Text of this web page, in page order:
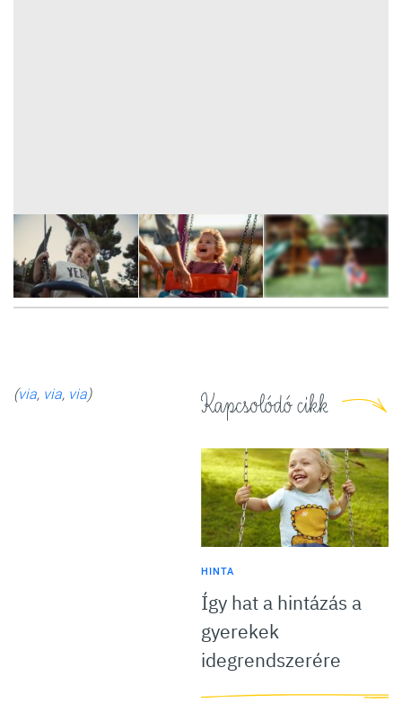
Kapcsolódó cikk
HINTA
Így hat a hintázás a
gyerekek
idegrendszerére
(via, via, via)